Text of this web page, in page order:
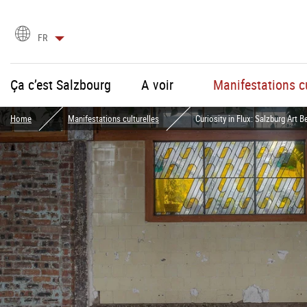
Choix
la
langue
FR
Ça c’est Salzbourg A voir Manifestations
Home Manifestations culturelles Curiosity in Flux: Salzburg Art